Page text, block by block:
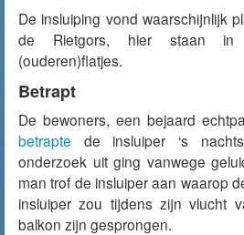
De insluiping vond waarschijnlijk
de Rietgors, hier staan in
(ouderen)flatjes.
Betrapt
De bewoners, een bejaard
betrapte de insluiper ‘s
onderzoek uit ging vanwege
man trof de insluiper aan waarop
insluiper zou tijdens zijn vlucht
balkon zijn gesprongen.